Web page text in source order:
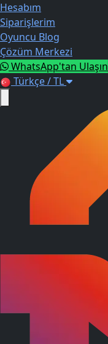
Hesabım
Siparişlerim
Oyuncu Blog
Çözüm Merkezi
WhatsApp'tan Ulaşın
Türkçe / TL